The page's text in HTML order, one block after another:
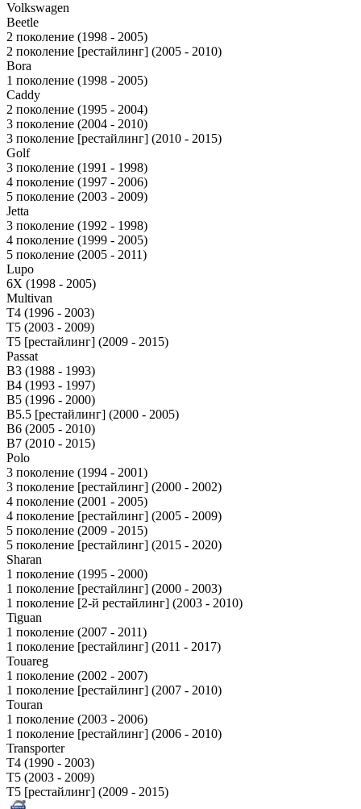
Volkswagen
Beetle
2 поколение (1998 - 2005)
2 поколение [рестайлинг] (2005 - 2010)
Bora
1 поколение (1998 - 2005)
Caddy
2 поколение (1995 - 2004)
3 поколение (2004 - 2010)
3 поколение [рестайлинг] (2010 - 2015)
Golf
3 поколение (1991 - 1998)
4 поколение (1997 - 2006)
5 поколение (2003 - 2009)
Jetta
3 поколение (1992 - 1998)
4 поколение (1999 - 2005)
5 поколение (2005 - 2011)
Lupo
6X (1998 - 2005)
Multivan
T4 (1996 - 2003)
T5 (2003 - 2009)
T5 [рестайлинг] (2009 - 2015)
Passat
B3 (1988 - 1993)
B4 (1993 - 1997)
B5 (1996 - 2000)
B5.5 [рестайлинг] (2000 - 2005)
B6 (2005 - 2010)
B7 (2010 - 2015)
Polo
3 поколение (1994 - 2001)
3 поколение [рестайлинг] (2000 - 2002)
4 поколение (2001 - 2005)
4 поколение [рестайлинг] (2005 - 2009)
5 поколение (2009 - 2015)
5 поколение [рестайлинг] (2015 - 2020)
Sharan
1 поколение (1995 - 2000)
1 поколение [рестайлинг] (2000 - 2003)
1 поколение [2-й рестайлинг] (2003 - 2010)
Tiguan
1 поколение (2007 - 2011)
1 поколение [рестайлинг] (2011 - 2017)
Touareg
1 поколение (2002 - 2007)
1 поколение [рестайлинг] (2007 - 2010)
Touran
1 поколение (2003 - 2006)
1 поколение [рестайлинг] (2006 - 2010)
Transporter
T4 (1990 - 2003)
T5 (2003 - 2009)
T5 [рестайлинг] (2009 - 2015)